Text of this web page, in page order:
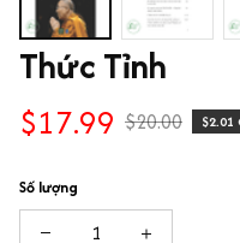
Thức Tỉnh
$17.99 $20.00 $2.01
Số lượng